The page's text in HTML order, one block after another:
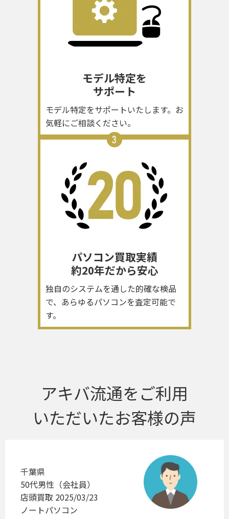
モデル特定を
サポート
モデル特定をサポートいたします。お
気軽にご相談ください。
パソコン買取実績
約20年だから安心
独自のシステムを通した的確な検品
で、あらゆるパソコンを査定可能で
す。
アキバ流通をご利用
いただいたお客様の声
千葉県
50代男性（会社員）
店頭買取 2025/03/23
ノートパソコン